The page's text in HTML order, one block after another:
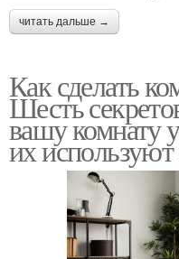
читать дальше →
Как сделать
Шесть
вашу комнату
их